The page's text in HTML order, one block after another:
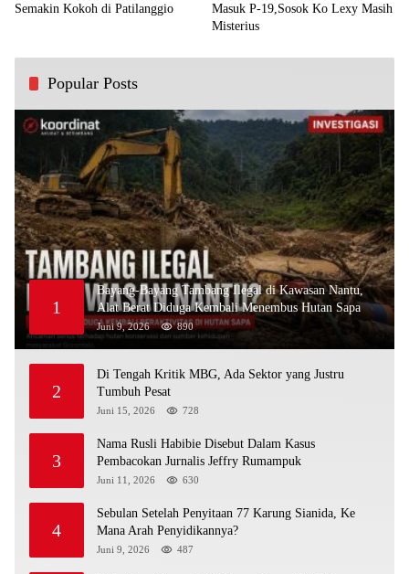
Semakin Kokoh di Patilanggio
Masuk P-19,Sosok Ko Lexy Masih
Misterius
Popular Posts
1
Bayang-Bayang Tambang Ilegal di Kawasan Nantu,
Alat Berat Diduga Kembali Menembus Hutan Sapa
Juni 9, 2026 890
2
Di Tengah Kritik MBG, Ada Sektor yang Justru
Tumbuh Pesat
Juni 15, 2026 728
3
Nama Rusli Habibie Disebut Dalam Kasus
Pembacokan Jurnalis Jeffry Rumampuk
Juni 11, 2026 630
4
Sebulan Setelah Penyitaan 77 Karung Sianida, Ke
Mana Arah Penyidikannya?
Juni 9, 2026 487